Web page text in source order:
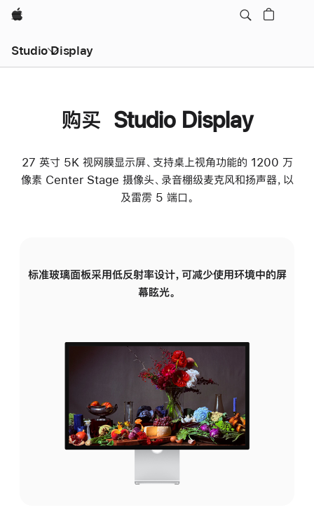
Apple
Studio Display
购买 Studio Display
27 英寸 5K 视网膜显示屏、支持桌上视角功能的 1200 万
像素 Center Stage 摄像头、录音棚级麦克风和扬声器，以
及雷雳 5 端口。
标准玻璃面板采用低反射率设计，可减少使用环境中的屏
幕眩光。